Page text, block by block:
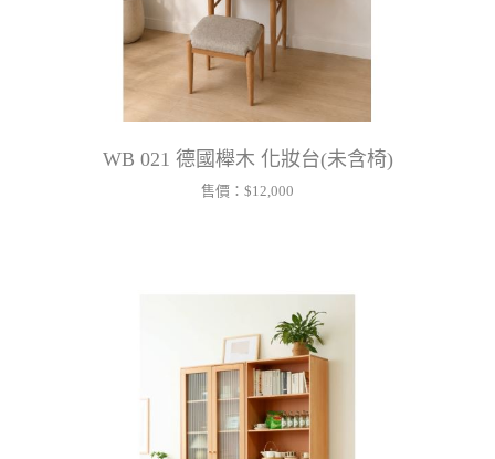
WB 021 德國櫸木 化妝台(未含椅)
售價： $12,000